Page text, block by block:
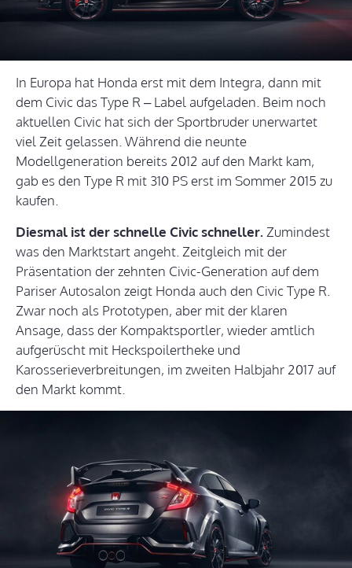
In Europa hat Honda erst mit dem Integra, dann mit
dem Civic das Type R – Label aufgeladen. Beim noch
aktuellen Civic hat sich der Sportbruder unerwartet
viel Zeit gelassen. Während die neunte
Modellgeneration bereits 2012 auf den Markt kam,
gab es den Type R mit 310 PS erst im Sommer 2015 zu
kaufen.
Diesmal ist der schnelle Civic schneller.Zumindest
was den Marktstart angeht. Zeitgleich mit der
Präsentation der zehnten Civic-Generation auf dem
Pariser Autosalon zeigt Honda auch den Civic Type R.
Zwar noch als Prototypen, aber mit der klaren
Ansage, dass der Kompaktsportler, wieder amtlich
aufgerüscht mit Heckspoilertheke und
Karosserieverbreitungen, im zweiten Halbjahr 2017 auf
den Markt kommt.